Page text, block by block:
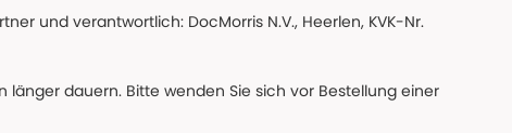
und verantwortlich: DocMorris N.V., Heerlen, KVK-Nr.
dauern. Bitte wenden Sie sich vor Bestellung einer